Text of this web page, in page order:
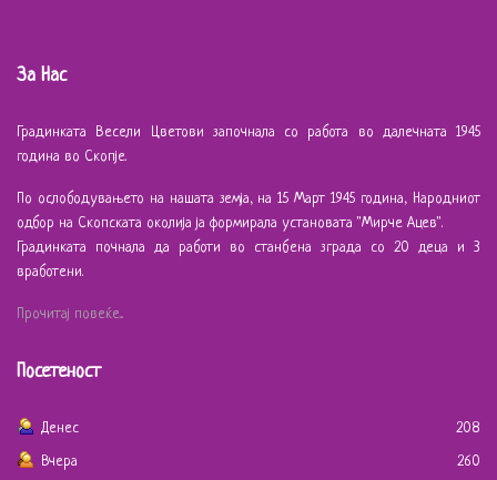
За Нас
Градинката Весели Цветови започнала со работа во далечната 1945
година во Скопје.
По ослободувањето на нашата земја, на 15 Март 1945 година, Народниот
одбор на Скопската околија ја формирала установата "Мирче Ацев".
Градинката почнала да работи во станбена зграда со 20 деца и 3
вработени.
Прочитај повеќе...
Посетеност
Денес
208
Вчера
260